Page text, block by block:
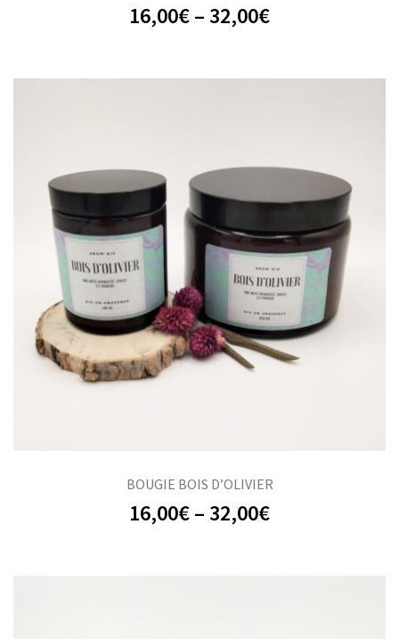
16,00€– 32,00€
BOUGIE BOIS D’OLIVIER
16,00€– 32,00€